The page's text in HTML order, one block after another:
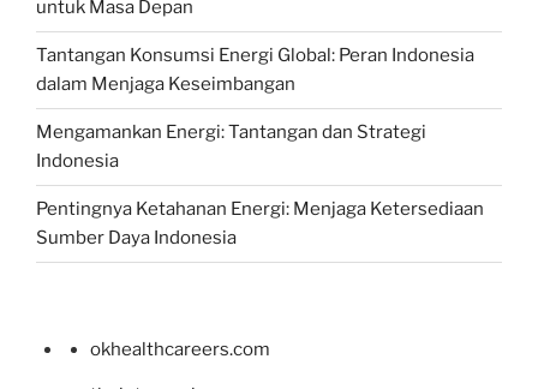
untuk Masa Depan
Tantangan Konsumsi Energi Global: Peran Indonesia
dalam Menjaga Keseimbangan
Mengamankan Energi: Tantangan dan Strategi
Indonesia
Pentingnya Ketahanan Energi: Menjaga Ketersediaan
Sumber Daya Indonesia
okhealthcareers.com